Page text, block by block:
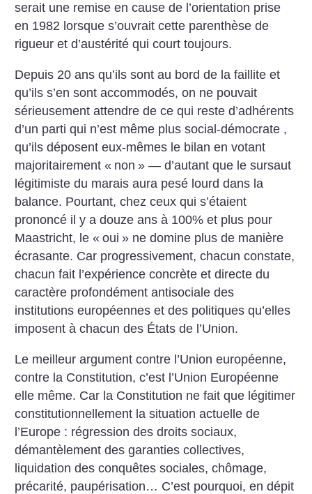
serait une remise en cause de l’orientation prise
en 1982 lorsque s’ouvrait cette parenthèse de
rigueur et d’austérité qui court toujours.
Depuis 20 ans qu’ils sont au bord de la faillite et
qu’ils s’en sont accommodés, on ne pouvait
sérieusement attendre de ce qui reste d’adhérents
d’un parti qui n’est même plus social-démocrate ,
qu’ils déposent eux-mêmes le bilan en votant
majoritairement « non » — d’autant que le sursaut
légitimiste du marais aura pesé lourd dans la
balance. Pourtant, chez ceux qui s’étaient
prononcé il y a douze ans à 100% et plus pour
Maastricht, le « oui » ne domine plus de manière
écrasante. Car progressivement, chacun constate,
chacun fait l’expérience concrète et directe du
caractère profondément antisociale des
institutions européennes et des politiques qu’elles
imposent à chacun des États de l’Union.
Le meilleur argument contre l’Union européenne,
contre la Constitution, c’est l’Union Européenne
elle même. Car la Constitution ne fait que légitimer
constitutionnellement la situation actuelle de
l’Europe : régression des droits sociaux,
démantèlement des garanties collectives,
liquidation des conquêtes sociales, chômage,
précarité, paupérisation… C’est pourquoi, en dépit